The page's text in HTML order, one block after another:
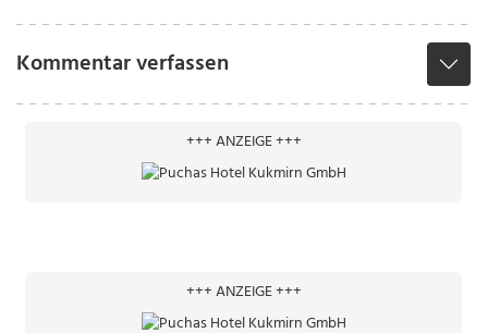
Kommentar verfassen
+++ ANZEIGE +++
+++ ANZEIGE +++